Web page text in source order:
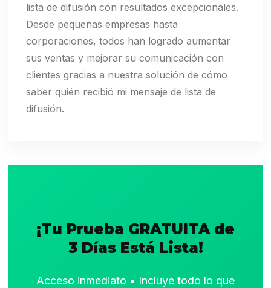
lista de difusión con resultados excepcionales.
Desde pequeñas empresas hasta
corporaciones, todos han logrado aumentar
sus ventas y mejorar su comunicación con
clientes gracias a nuestra solución de cómo
saber quién recibió mi mensaje de lista de
difusión.
¡Tu Prueba GRATUITA de
3 Días Está Lista!
Acceso inmediato • Incluye todo lo que